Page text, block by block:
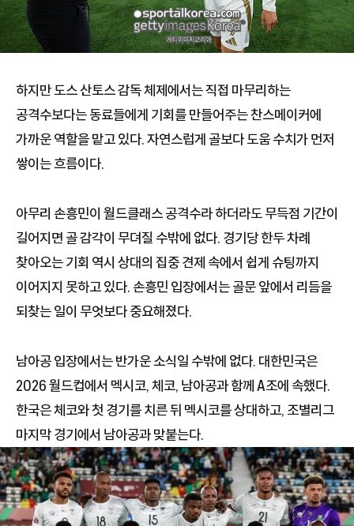
하지만 도스 산토스 감독 체제에서는 직접 마무리하는
공격수보다는 동료들에게 기회를 만들어주는 찬스메이커에
가까운 역할을 맡고 있다. 자연스럽게 골보다 도움 수치가 먼저
쌓이는 흐름이다.
아무리 손흥민이 월드클래스 공격수라 하더라도 무득점 기간이
길어지면 골 감각이 무뎌질 수밖에 없다. 경기당 한두 차례
찾아오는 기회 역시 상대의 집중 견제 속에서 쉽게 슈팅까지
이어지지 못하고 있다. 손흥민 입장에서는 골문 앞에서 리듬을
되찾는 일이 무엇보다 중요해졌다.
남아공 입장에서는 반가운 소식일 수밖에 없다. 대한민국은
2026 월드컵에서 멕시코, 체코, 남아공과 함께 A조에 속했다.
한국은 체코와 첫 경기를 치른 뒤 멕시코를 상대하고, 조별리그
마지막 경기에서 남아공과 맞붙는다.